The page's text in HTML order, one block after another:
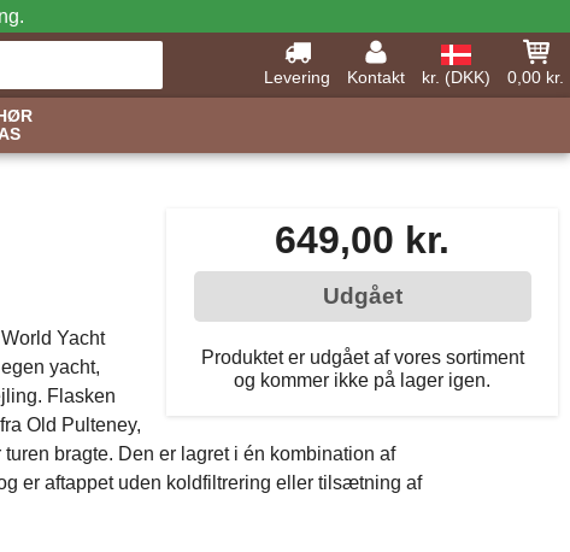
Levering Kontakt kr. (DKK)
0,00 kr.
649,00 kr.
Udgået
Produktet er udgået af vores sortiment
og kommer ikke på lager igen.
Yacht
yacht,
Flasken
Old Pulteney,
bragte. Den er lagret i én kombination af
er aftappet uden koldfiltrering eller tilsætning af